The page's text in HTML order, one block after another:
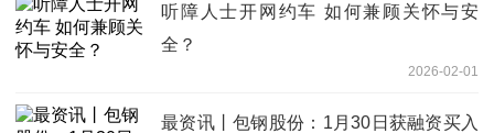
听障人士开网约车 如何兼顾关怀与安
全？
2026-02-01
最资讯丨包钢股份：1月30日获融资买入